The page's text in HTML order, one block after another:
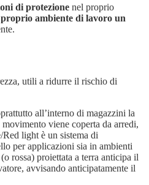
di protezione nel proprio
ambiente di lavoro un
utili a ridurre il rischio di
all’interno di magazzini la
viene coperta da arredi,
light è un sistema di
per applicazioni sia in ambienti
rossa) proiettata a terra anticipa il
avvisando anticipatamente il